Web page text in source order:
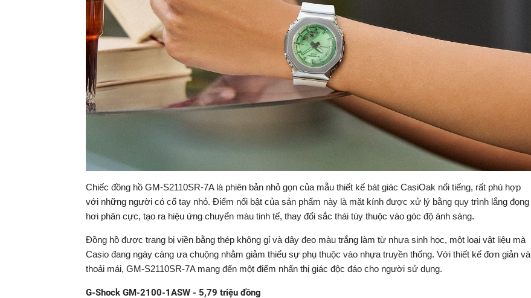
Chiếc đồng hồ GM-S2110SR-7A là phiên bản nhỏ gọn của mẫu thiết kế bát giác CasiOak nổi tiếng, rất phù hợp
với những người có cổ tay nhỏ. Điểm nổi bật của sản phẩm này là mặt kính được xử lý bằng quy trình lắng đọng
hơi phân cực, tạo ra hiệu ứng chuyển màu tinh tế, thay đổi sắc thái tùy thuộc vào góc độ ánh sáng.
Đồng hồ được trang bị viền bằng thép không gỉ và dây đeo màu trắng làm từ nhựa sinh học, một loại vật liệu mà
Casio đang ngày càng ưa chuộng nhằm giảm thiểu sự phụ thuộc vào nhựa truyền thống. Với thiết kế đơn giản và
thoải mái, GM-S2110SR-7A mang đến một điểm nhấn thị giác độc đáo cho người sử dụng.
G-Shock GM-2100-1ASW - 5,79 triệu đồng